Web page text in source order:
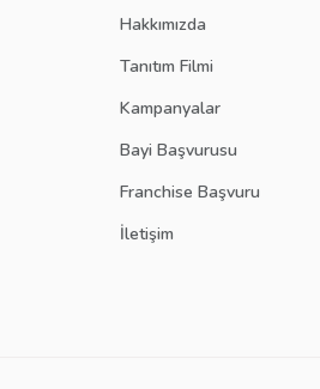
Hakkımızda
Tanıtım Filmi
Kampanyalar
Bayi Başvurusu
Franchise Başvuru
İletişim